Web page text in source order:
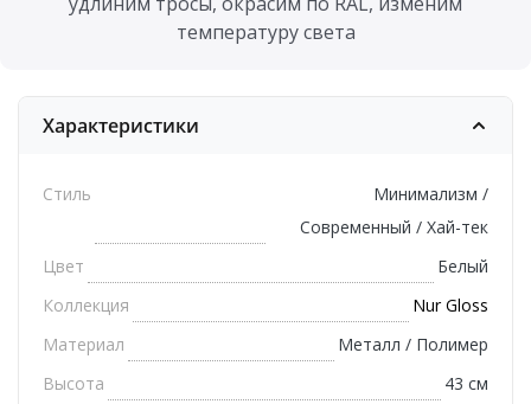
температуру света
Характеристики
Стиль
Минимализм /
Современный / Хай-тек
Цвет
Белый
Коллекция
Nur Gloss
Материал
Металл / Полимер
Высота
43 см